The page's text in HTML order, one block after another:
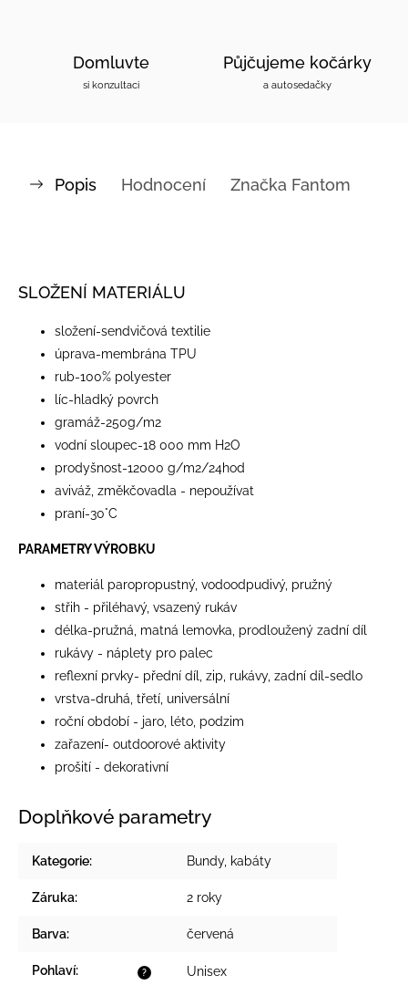
Domluvte
si konzultaci
Půjčujeme kočárky
a autosedačky
Popis Hodnocení Značka Fantom
SLOŽENÍ MATERIÁLU
​složení-sendvičová textilie
úprava-membrána TPU
rub-100% polyester
líc-hladký povrch
gramáž-250g/m2
vodní sloupec-18 000 mm H2O
prodyšnost-12000 g/m2/24hod
aviváž, změkčovadla - nepoužívat
praní-30°C
PARAMETRY VÝROBKU
materiál paropropustný, vodoodpudivý, pružný
střih - přiléhavý, vsazený rukáv
délka-pružná, matná lemovka, prodloužený zadní díl
rukávy - náplety pro palec
reflexní prvky- přední díl, zip, rukávy, zadní díl-sedlo
vrstva-druhá, třetí, universální
roční období - jaro, léto, podzim
zařazení- outdoorové aktivity
prošití - dekorativní
Doplňkové parametry
Kategorie: Bundy, kabáty
Záruka: 2 roky
Barva: červená
?
Pohlaví: Unisex